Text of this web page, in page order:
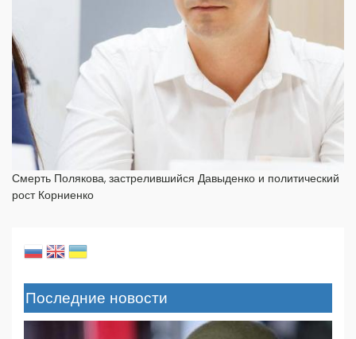
Смерть Полякова, застрелившийся Давыденко и политический
рост Корниенко
Последние новости